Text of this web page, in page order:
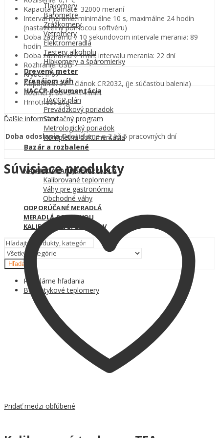
Tlakomery
Barometre
Zrážkomery
Vetromery
Elektromeradlá
Testery alkoholu
Hĺbkomery a špáromierky
Drevený meter
Prenájom váh
HACCP dokumentácia
HACCP plán
Prevádzkový poriadok
Sanitačný program
Metrologický poriadok
Kompletná dokumentácia
Bazár a rozbalené
NAJPREDÁVANEJŠIE MERADLÁ
Kalibrované teplomery
Váhy pre gastronómiu
Obchodné váhy
ODPORÚČANÉ MERADLÁ
MERADLÁ SO ZĽAVOU
KALIBRÁCIA TEPLOMEROV
Hľadať
Populárne hľadania
Bezdotykové teplomery
Kapacita pamäte: 32000 meraní
Interval merania: minimálne 10 s, maximálne 24 hodín
(nastaviteľný pomocou softvéru)
Doba záznamu v 10 sekundovom intervale merania: 89
hodín
Doba záznamu v 1min. intervalu merania: 22 dní
Rozhranie: USB
Krytie: IP67
Napájanie: 3V – článok CR2032, (je súčasťou balenia)
Rozmery: 80×34×14 mm
Hmotnosť 26g
Ďalšie informácie
Doba odoslania Odosielame o 2 až 5 pracovných dní
Súvisiace produkty
Pridať medzi obľúbené